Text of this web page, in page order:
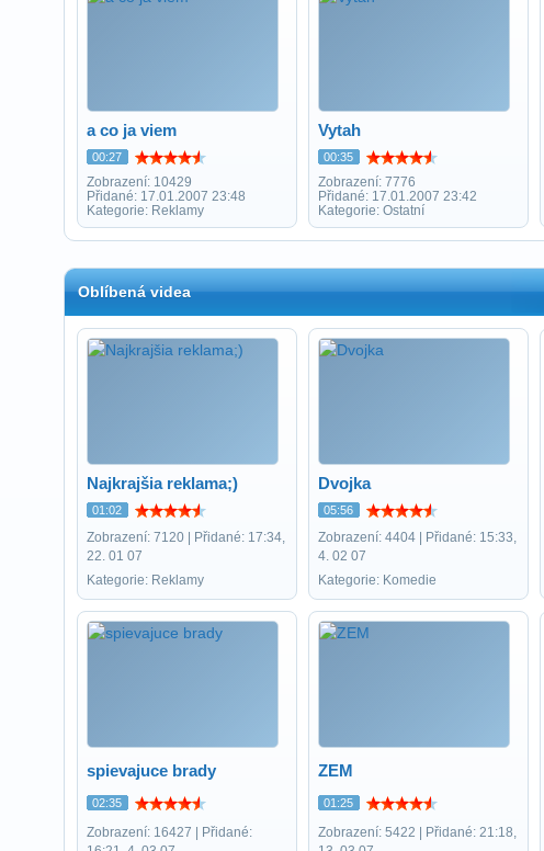
a co ja viem
00:27
Zobrazení: 10429
Přidané: 17.01.2007 23:48
Kategorie: Reklamy
Vytah
00:35
Zobrazení: 7776
Přidané: 17.01.2007 23:42
Kategorie: Ostatní
Oblíbená videa
Najkrajšia reklama;)
01:02
Zobrazení: 7120 | Přidané: 17:34,
22. 01 07
Kategorie: Reklamy
Dvojka
05:56
Zobrazení: 4404 | Přidané: 15:33,
4. 02 07
Kategorie: Komedie
spievajuce brady
02:35
Zobrazení: 16427 | Přidané:
ZEM
01:25
Zobrazení: 5422 | Přidané: 21:18,